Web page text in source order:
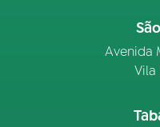
Avenida
Vila